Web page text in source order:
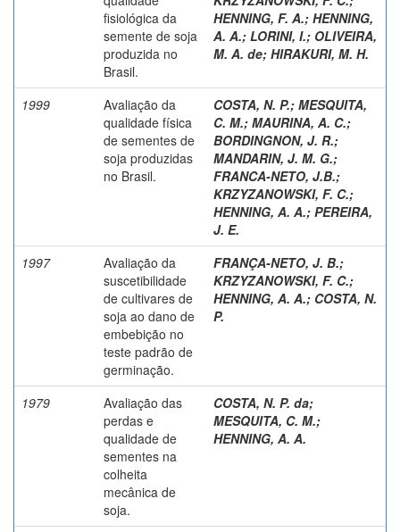
fisiológica da
semente de soja
produzida no
Brasil.
HENNING, F. A.; HENNING,
A. A.; LORINI, I.; OLIVEIRA,
M. A. de; HIRAKURI, M. H.
1999
Avaliação da
qualidade física
de sementes de
soja produzidas
no Brasil.
COSTA, N. P.; MESQUITA,
C. M.; MAURINA, A. C.;
BORDINGNON, J. R.;
MANDARIN, J. M. G.;
FRANCA-NETO, J.B.;
KRZYZANOWSKI, F. C.;
HENNING, A. A.; PEREIRA,
J. E.
1997
Avaliação da
suscetibilidade
de cultivares de
soja ao dano de
embebição no
teste padrão de
germinação.
FRANÇA-NETO, J. B.;
KRZYZANOWSKI, F. C.;
HENNING, A. A.; COSTA, N.
P.
1979
Avaliação das
perdas e
qualidade de
sementes na
colheita
mecânica de
soja.
COSTA, N. P. da;
MESQUITA, C. M.;
HENNING, A. A.